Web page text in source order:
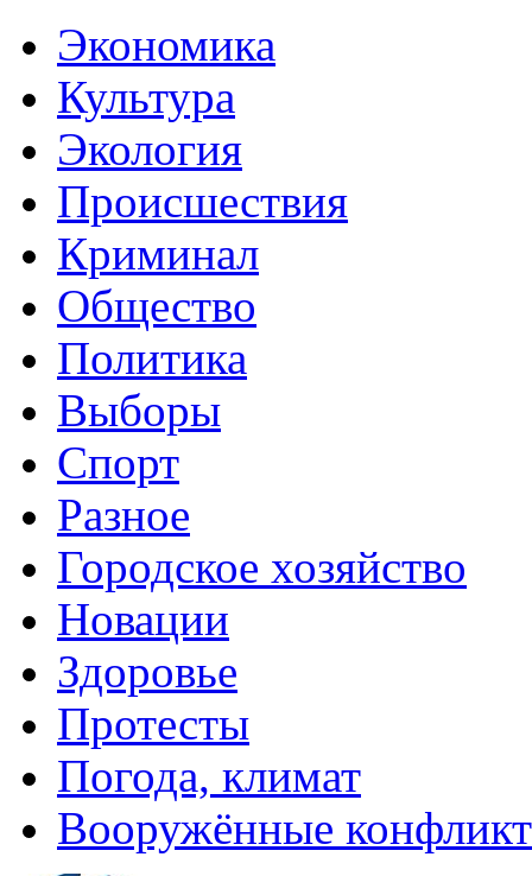
Экономика
Культура
Экология
Происшествия
Криминал
Общество
Политика
Выборы
Спорт
Разное
Городское хозяйство
Новации
Здоровье
Протесты
Погода, климат
Вооружённые